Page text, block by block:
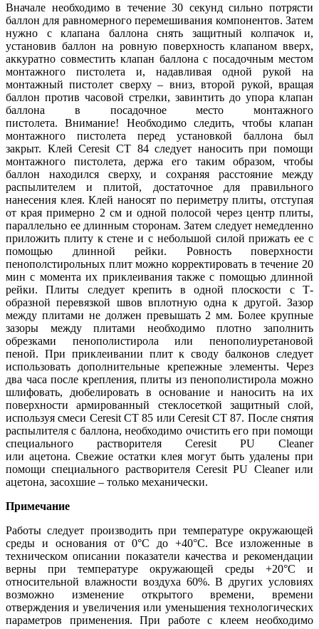
Вначале необходимо в течение 30 секунд сильно потрясти
баллон для равномерного перемешивания компонентов. Затем
нужно с клапана баллона снять защитный колпачок и,
установив баллон на ровную поверхность клапаном вверх,
аккуратно совместить клапан баллона с посадочным местом
монтажного пистолета и, надавливая одной рукой на
монтажный пистолет сверху – вниз, второй рукой, вращая
баллон против часовой стрелки, завинтить до упора клапан
баллона в посадочное место монтажного
пистолета. Внимание! Необходимо следить, чтобы клапан
монтажного пистолета перед установкой баллона был
закрыт. Клей Ceresit CT 84 следует наносить при помощи
монтажного пистолета, держа его таким образом, чтобы
баллон находился сверху, и сохраняя расстояние между
распылителем и плитой, достаточное для правильного
нанесения клея. Клей наносят по периметру плиты, отступая
от края примерно 2 см и одной полосой через центр плиты,
параллельно ее длинным сторонам. Затем следует немедленно
приложить плиту к стене и с небольшой силой прижать ее с
помощью длинной рейки. Ровность поверхности
пенополстирольных плит можно корректировать в течение 20
мин с момента их приклеивания также с помощью длинной
рейки. Плиты следует крепить в одной плоскости с Т-
образной перевязкой швов вплотную одна к другой. Зазор
между плитами не должен превышать 2 мм. Более крупные
зазоры между плитами необходимо плотно заполнить
обрезками пенополистирола или пенополиуретановой
пеной. При приклеивании плит к своду балконов следует
использовать дополнительные крепежные элементы. Через
два часа после крепления, плиты из пенополистирола можно
шлифовать, дюбелировать в основание и наносить на их
поверхности армированный стеклосеткой защитный слой,
используя смеси Сeresit CT 85 или Сeresit CT 87. После снятия
распылителя с баллона, необходимо очистить его при помощи
специального растворителя Ceresit PU Cleaner
или ацетона. Свежие остатки клея могут быть удалены при
помощи специального растворителя Ceresit PU Cleaner или
ацетона, засохшие – только механически.
Примечание
Работы следует производить при температуре окружающей
среды и основания от 0°C до +40°С. Все изложенные в
техническом описании показатели качества и рекомендации
верны при температуре окружающей среды +20°C и
относительной влажности воздуха 60%. В других условиях
возможно изменение открытого времени, времени
отверждения и увеличения или уменьшения технологических
параметров применения. При работе с клеем необходимо